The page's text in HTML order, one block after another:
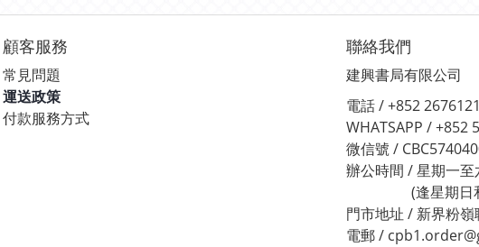
顧客服務
常見問題
運送政策
付款服務方式
聯絡我們
建興書局有限公司
電話 / +852
WHATSAPP / +852
微信號 /
辦公時間 / 星期一
(逢星期日和
門市地址 / 新界粉
電郵 /